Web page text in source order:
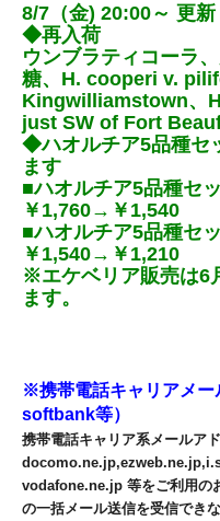
8/7（金) 20:00～ 更新
◆再入荷
ウンブラティコーラ
糖、H. cooperi v.
Kingwilliamstown、
just SW of Fort
◆ハオルチア5品種セ
ます
■ハオルチア5品種セ
￥1,760→￥1,540
■ハオルチア5品種セ
￥1,540→￥1,210
※エケベリア販売は6
ます。
※携帯電話キャリアメ
softbank等）
携帯電話キャリア系メールアド
vodafone.ne.jp 等をご利用の
の一括メール送信を受信でき